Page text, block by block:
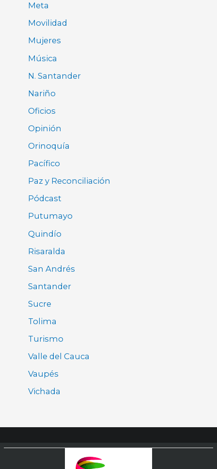
Meta
Movilidad
Mujeres
Música
N. Santander
Nariño
Oficios
Opinión
Orinoquía
Pacífico
Paz y Reconciliación
Pódcast
Putumayo
Quindío
Risaralda
San Andrés
Santander
Sucre
Tolima
Turismo
Valle del Cauca
Vaupés
Vichada